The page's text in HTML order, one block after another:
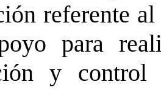
referente
para
y control